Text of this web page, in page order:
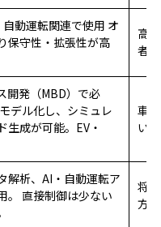
動運転関連で使用 オ
保守性・拡張性が高
高
者
開発（MBD）で必
デル化し、シミュレ
生成が可能。EV・
車
い方
解析、AI・自動運転ア
。 直接制御は少ない
将
方